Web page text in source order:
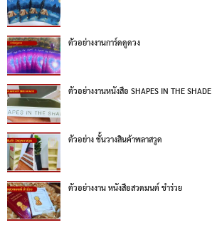
ตัวอย่างงานการ์ดดูดวง
ตัวอย่างงานหนังสือ SHAPES IN THE SHADE
ตัวอย่าง ชั้นวางสินค้าพลาสวูด
ตัวอย่างงาน หนังสือสวดมนต์ ชำร่วย